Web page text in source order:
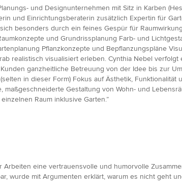
und Designunternehmen mit Sitz in Karben
und Einrichtungsberaterin zusätzlich Expertin für
besonders durch ein feines Gespür für
und Grundrissplanung Farb- und
Pflanzkonzepte und Bepflanzungspläne
realistisch visualisiert erleben. Cynthia Nebel
ganzheitliche Betreuung von der Idee bis zur
in dieser Form) Fokus auf Ästhetik,
maßgeschneiderte Gestaltung von Wohn- und
Raum inklusive Garten.”
Arbeiten eine vertrauensvolle und humorvolle
wurde mit Argumenten erklärt, warum es nicht geht